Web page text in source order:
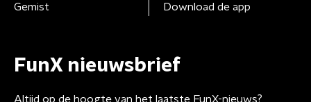
Gemist
Download de app
FunX nieuwsbrief
Altijd op de hoogte van het laatste FunX-nieuws?